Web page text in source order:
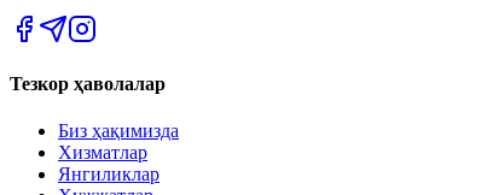
Тезкор ҳаволалар
Биз ҳақимизда
Хизматлар
Янгиликлар